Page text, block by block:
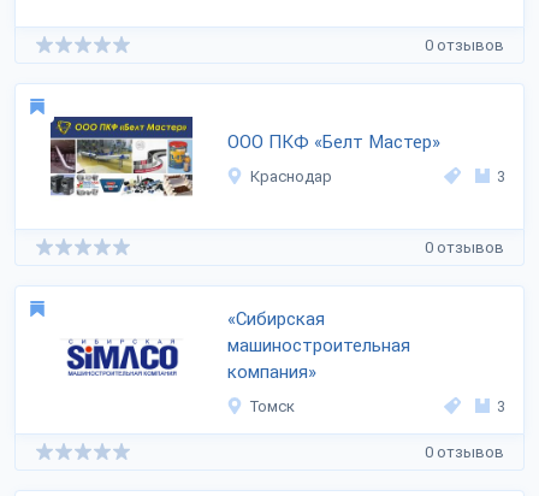
0 отзывов
ООО ПКФ «Белт Мастер»
Краснодар 3
0 отзывов
«Сибирская
машиностроительная
компания»
Томск 3
0 отзывов